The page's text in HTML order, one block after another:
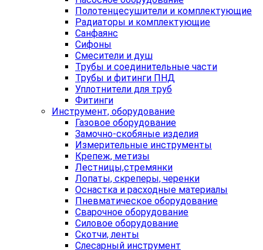
Полотенцесушители и комплектующие
Радиаторы и комплектующие
Санфаянс
Сифоны
Смесители и душ
Трубы и соединительные части
Трубы и фитинги ПНД
Уплотнители для труб
Фитинги
Инструмент, оборудование
Газовое оборудование
Замочно-скобяные изделия
Измерительные инструменты
Крепеж, метизы
Лестницы,стремянки
Лопаты, скреперы, черенки
Оснастка и расходные материалы
Пневматическое оборудование
Сварочное оборудование
Силовое оборудование
Скотчи, ленты
Слесарный инструмент